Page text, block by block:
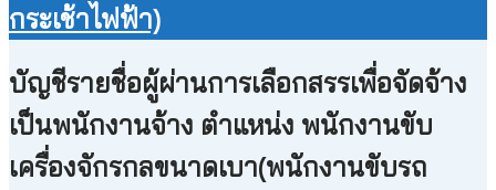
กระเช้าไฟฟ้า)
บัญชีรายชื่อผู้ผ่านการเลือกสรรเพื่อจัดจ้าง
เป็นพนักงานจ้าง ตำแหน่ง พนักงานขับ
เครื่องจักรกลขนาดเบา(พนักงานขับรถ